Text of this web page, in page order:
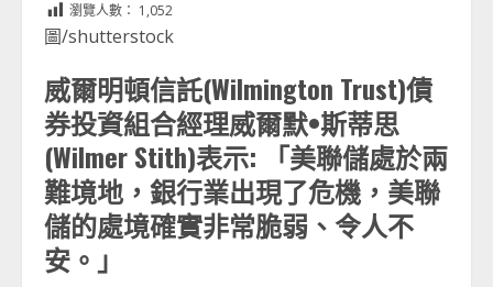
瀏覽人數： 1,052
圖/shutterstock
威爾明頓信託(Wilmington Trust)債
券投資組合經理威爾默•斯蒂思
(Wilmer Stith)表示: 「美聯儲處於兩
難境地，銀行業出現了危機，美聯
儲的處境確實非常脆弱、令人不
安。」